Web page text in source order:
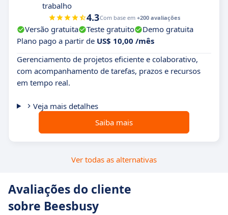
trabalho
4.3Com base em +200 avaliações
Versão gratuita Teste gratuito
Demo gratuita
Plano pago a partir de US$ 10,00 /mês
Gerenciamento de projetos eficiente e colaborativo,
com acompanhamento de tarefas, prazos e recursos
em tempo real.
Veja mais detalhes
Saiba mais
Ver todas as alternativas
Avaliações do cliente
sobre Beesbusy